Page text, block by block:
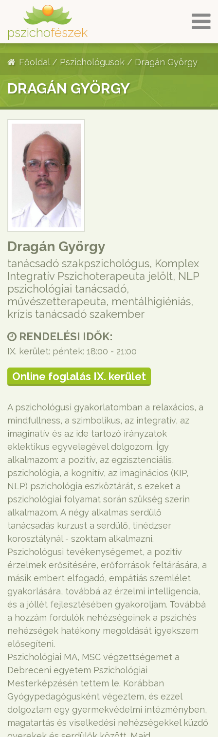
pszichofészek
Főoldal/ Pszichológusok / Dragán György
DRAGÁN GYÖRGY
Dragán György
tanácsadó szakpszichológus, Komplex
Integratív Pszichoterapeuta jelölt, NLP
pszichológiai tanácsadó,
művészetterapeuta, mentálhigiéniás,
krízis tanácsadó szakember
RENDELÉSI IDŐK:
IX. kerület: péntek: 18:00 - 21:00
Online foglalás IX. kerület
A pszichológusi gyakorlatomban a relaxácios, a
mindfullness, a szimbolikus, az integratív, az
imaginatív és az ide tartozó irányzatok
eklektikus egyvelegével dolgozom. Így
alkalmazom: a pozitív, az egzisztenciális,
pszichológia, a kognitív, az imaginácios (KIP,
NLP) pszichológia eszköztárát, s ezeket a
pszichológiai folyamat során szükség szerin
alkalmazom. A négy alkalmas serdülő
tanácsadás kurzust a serdülő, tinédzser
korosztálynál - szoktam alkalmazni.
Pszichológusi tevékenységemet, a pozitív
érzelmek erősítésére, erőforrások feltárására, a
másik embert elfogadó, empátiás szemlélet
gyakorlására, továbbá az érzelmi intelligencia,
és a jóllét fejlesztésében gyakoroljam. Továbbá
a hozzám fordulók nehézségeinek a pszichés
nehézségek hatékony megoldását igyekszem
elősegíteni.
Pszichológiai MA, MSC végzettségemet a
Debreceni egyetem Pszichológiai
Mesterképzésén tettem le. Korábban
Gyógypedagógusként végeztem, és ezzel
dolgoztam egy gyermekvédelmi intézményben,
magatartás és viselkedési nehézségekkel küzdő